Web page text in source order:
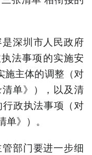
深圳市人民政府
法事项的实施安
施主体的调整（对
单》），以及清
政执法事项（对
》）。
部门要进一步细